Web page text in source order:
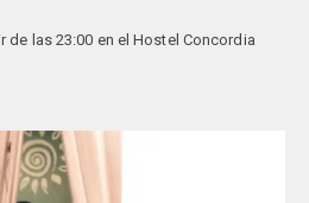
de las 23:00 en el Hostel Concordia